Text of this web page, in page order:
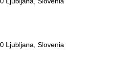
Ljubljana, Slovenia